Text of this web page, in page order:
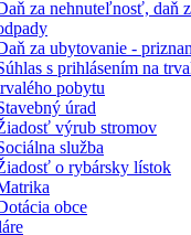
za nehnuteľnosť, daň
za ubytovanie -
s prihlásením na
pobytu
úrad
výrub stromov
služba
o rybársky lístok
obce